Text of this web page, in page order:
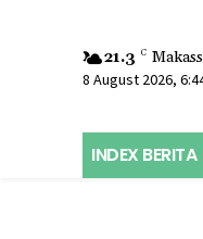
21.3 C
8 August 2026,
INDEX BERITA